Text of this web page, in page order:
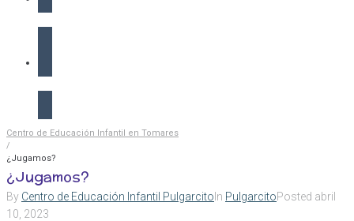
Centro de Educación Infantil en Tomares
/
¿Jugamos?
¿Jugamos?
By Centro de Educación Infantil Pulgarcito In PulgarcitoPosted abril
10, 2023